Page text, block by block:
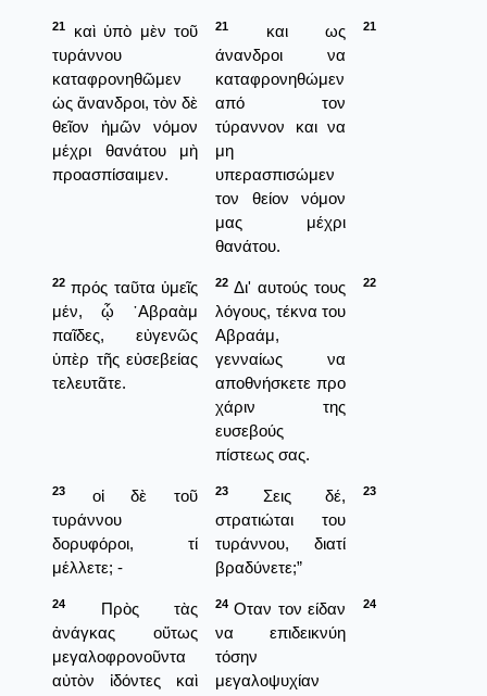
21
καὶ ὑπὸ μὲν τοῦ
τυράννου
καταφρονηθῶμεν
ὡς ἄνανδροι, τὸν δὲ
θεῖον ἡμῶν νόμον
μέχρι θανάτου μὴ
προασπίσαιμεν.
21
και ως
άνανδροι να
καταφρονηθώμεν
από τον
τύραννον και να
μη
υπερασπισώμεν
τον θείον νόμον
μας μέχρι
θανάτου.
21
22 πρός ταῦτα ὑμεῖς
μέν, ᾦ ῾Αβραὰμ
παῖδες, εὐγενῶς
ὑπὲρ τῆς εὐσεβείας
τελευτᾶτε.
22 Δι' αυτούς τους
λόγους, τέκνα του
Αβραάμ,
γενναίως να
αποθνήσκετε προ
χάριν της
ευσεβούς
πίστεως σας.
22
23
οἱ δὲ τοῦ
τυράννου
δορυφόροι, τί
μέλλετε; -
23
Σεις δέ,
στρατιώται του
τυράννου, διατί
βραδύνετε;”
23
24
Πρὸς τὰς
ἀνάγκας οὕτως
μεγαλοφρονοῦντα
αὐτὸν ἰδόντες καὶ
24 Οταν τον είδαν
να επιδεικνύη
τόσην
μεγαλοψυχίαν
24